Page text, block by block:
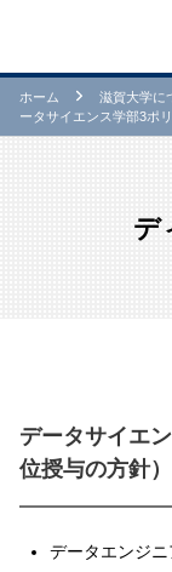
ホーム 滋賀⼤学に
ータサイエンス学部3ポ
デ
データサイエ
位授与の方針）
データエンジ